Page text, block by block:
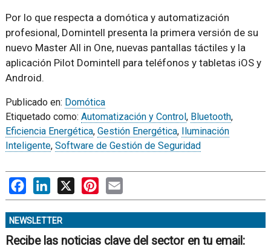
Por lo que respecta a domótica y automatización
profesional, Domintell presenta la primera versión de su
nuevo Master All in One, nuevas pantallas táctiles y la
aplicación Pilot Domintell para teléfonos y tabletas iOS y
Android.
Publicado en: Domótica
Etiquetado como: Automatización y Control , Bluetooth,
Eficiencia Energética, Gestión Energética,
Iluminación
Inteligente, Software de Gestión de Seguridad
FacebookLinkedIn Pinterest
NEWSLETTER
Recibe las noticias clave del sector en tu email: